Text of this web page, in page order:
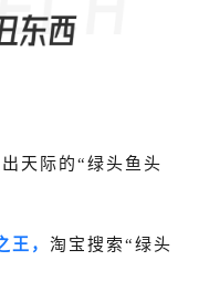
天际的“绿头鱼头
王， 淘宝搜索“绿头